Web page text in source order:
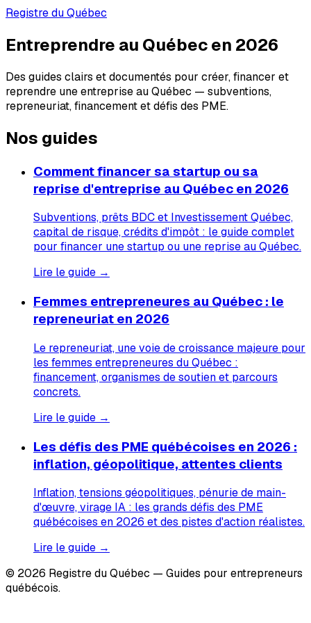
Registre du Québec
Entreprendre au Québec en 2026
Des guides clairs et documentés pour créer, financer et
reprendre une entreprise au Québec — subventions,
repreneuriat, financement et défis des PME.
Nos guides
Comment financer sa startup ou sa
reprise d'entreprise au Québec en 2026
Subventions, prêts BDC et Investissement Québec,
capital de risque, crédits d'impôt : le guide complet
pour financer une startup ou une reprise au Québec.
Lire le guide →
Femmes entrepreneures au Québec : le
repreneuriat en 2026
Le repreneuriat, une voie de croissance majeure pour
les femmes entrepreneures du Québec :
financement, organismes de soutien et parcours
concrets.
Lire le guide →
Les défis des PME québécoises en 2026 :
inflation, géopolitique, attentes clients
Inflation, tensions géopolitiques, pénurie de main-
d'œuvre, virage IA : les grands défis des PME
québécoises en 2026 et des pistes d'action réalistes.
Lire le guide →
© 2026 Registre du Québec — Guides pour entrepreneurs
québécois.